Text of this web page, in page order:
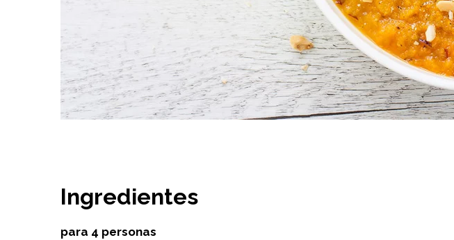
Ingredientes
para 4 personas